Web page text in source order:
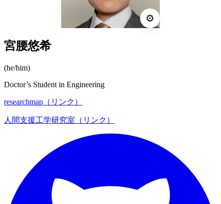
⚙️
宮腰悠希
(he/him)
Doctor’s Student in Engineering
researchmap（リンク）
人間支援工学研究室（リンク）